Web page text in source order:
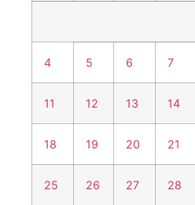
4 5 6 7
11 12 13 14
18 19 20 21
25 26 27 28